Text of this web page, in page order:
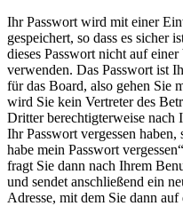
Ihr Passwort wird mit einer
gespeichert, so dass es sicher
dieses Passwort nicht auf
verwenden. Das Passwort ist
für das Board, also gehen Sie
wird Sie kein Vertreter des
Dritter berechtigterweise nach
Ihr Passwort vergessen
habe mein Passwort
fragt Sie dann nach Ihrem
und sendet anschließend ein
Adresse, mit dem Sie dann